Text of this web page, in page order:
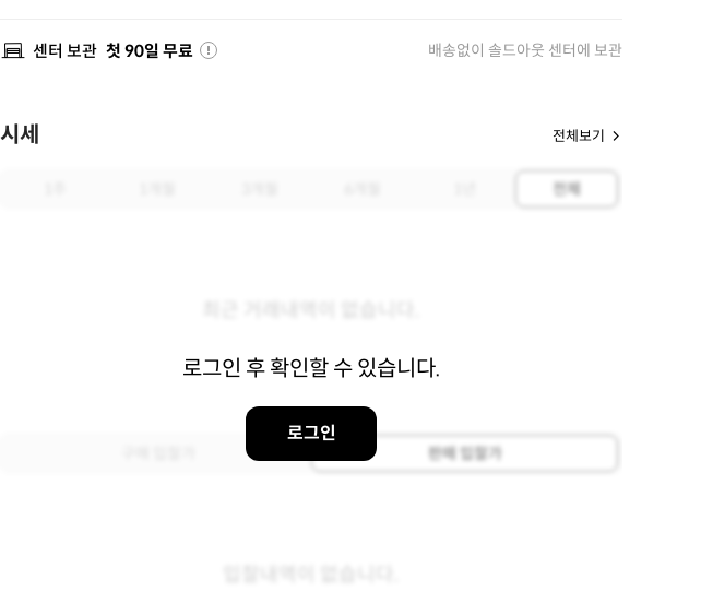
센터 보관 첫 90일 무료 배송없이 솔드아웃 센터에 보관
시세 전체보기
로그인 후 확인할 수 있습니다.
로그인
전체
판매 입찰가